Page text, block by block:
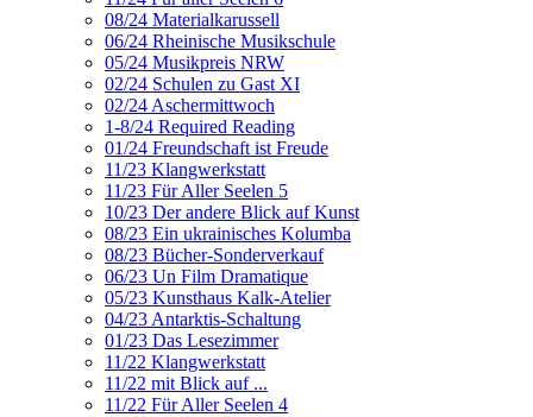
08/24 Materialkarussell
06/24 Rheinische Musikschule
05/24 Musikpreis NRW
02/24 Schulen zu Gast XI
02/24 Aschermittwoch
1-8/24 Required Reading
01/24 Freundschaft ist Freude
11/23 Klangwerkstatt
11/23 Für Aller Seelen 5
10/23 Der andere Blick auf Kunst
08/23 Ein ukrainisches Kolumba
08/23 Bücher-Sonderverkauf
06/23 Un Film Dramatique
05/23 Kunsthaus Kalk-Atelier
04/23 Antarktis-Schaltung
01/23 Das Lesezimmer
11/22 Klangwerkstatt
11/22 mit Blick auf ...
11/22 Für Aller Seelen 4